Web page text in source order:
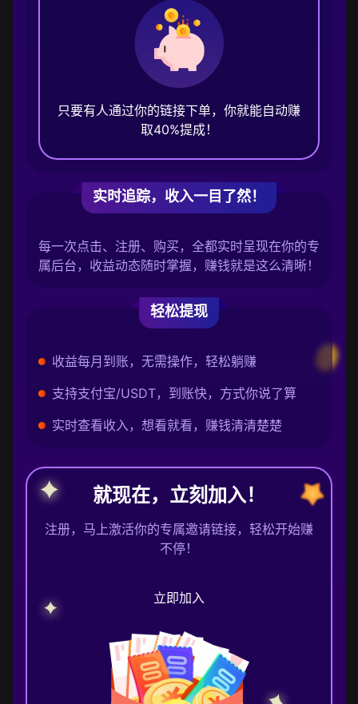
只要有人通过你的链接下单，你就能自动赚
取40%提成！
实时追踪，收入一目了然！
每一次点击、注册、购买，全都实时呈现在你的专
属后台，收益动态随时掌握，赚钱就是这么清晰！
轻松提现
收益每月到账，无需操作，轻松躺赚
支持支付宝/USDT，到账快，方式你说了算
实时查看收入，想看就看，赚钱清清楚楚
就现在，立刻加入！
注册，马上激活你的专属邀请链接，轻松开始赚
不停！
立即加入